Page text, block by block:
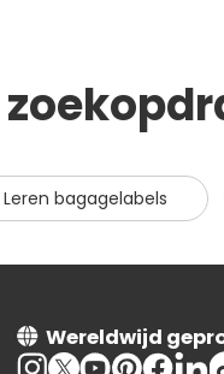
Leren bagagelabels
Wereldwijd